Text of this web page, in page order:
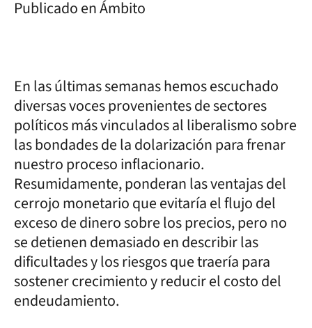
Publicado en Ámbito
En las últimas semanas hemos escuchado
diversas voces provenientes de sectores
políticos más vinculados al liberalismo sobre
las bondades de la dolarización para frenar
nuestro proceso inflacionario.
Resumidamente, ponderan las ventajas del
cerrojo monetario que evitaría el flujo del
exceso de dinero sobre los precios, pero no
se detienen demasiado en describir las
dificultades y los riesgos que traería para
sostener crecimiento y reducir el costo del
endeudamiento.